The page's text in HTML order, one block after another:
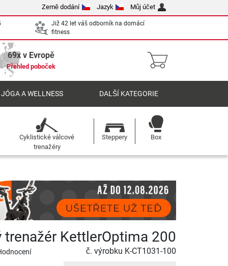
Země dodání Jazyk Můj účet
Již 42 let váš odborník na domácí
fitness
69x v Evropě
Přehled poboček
A WELLNESS DALŠÍ KATEGORIE
Cyklistické válcové
trenažéry
Steppery Box
trenažér KettlerOptima 200
č. výrobku K-CT1031-100